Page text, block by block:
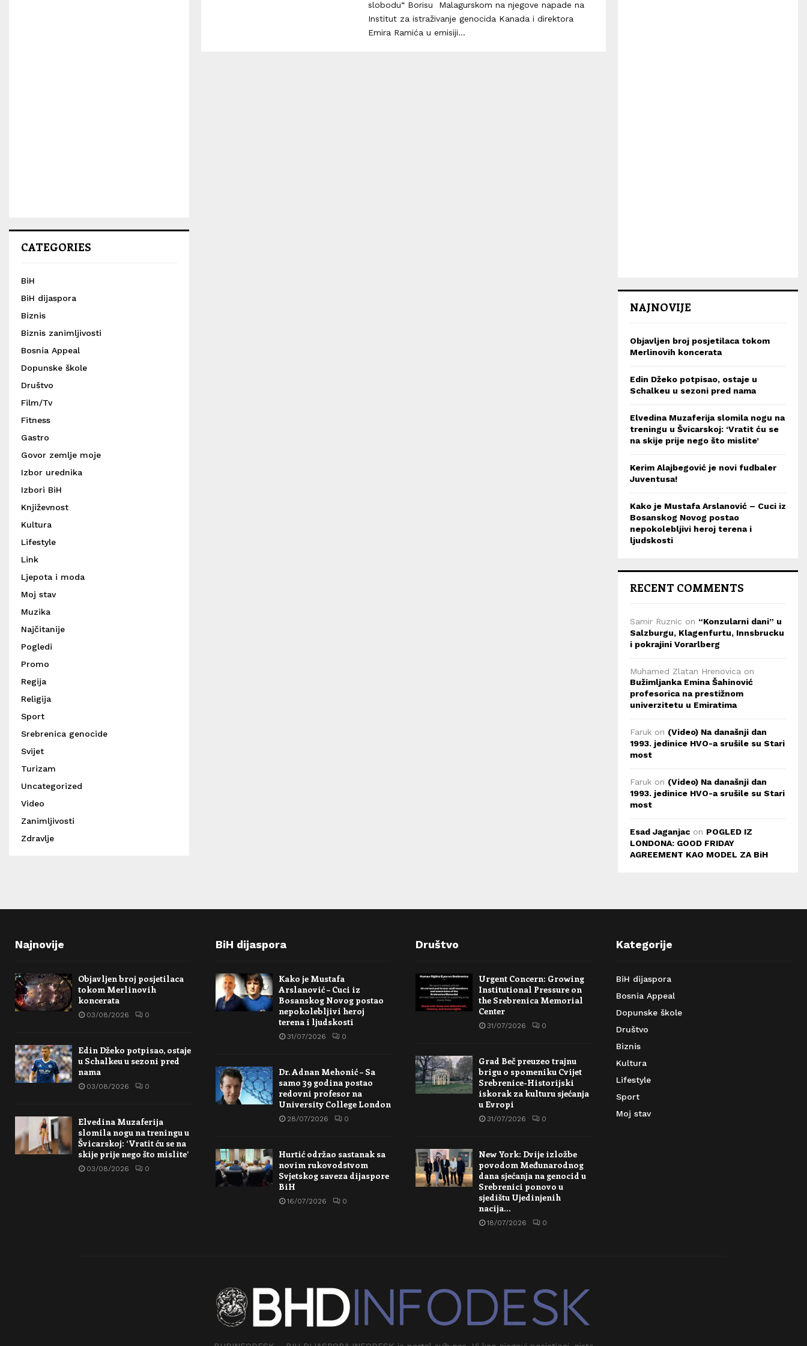
slobodu“ Borisu Malagurskom na njegove napade na
Institut za istraživanje genocida Kanada i direktora
Emira Ramića u emisiji...
CATEGORIES
BiH
BiH dijaspora
Biznis
Biznis zanimljivosti
Bosnia Appeal
Dopunske škole
Društvo
Film/Tv
Fitness
Gastro
Govor zemlje moje
Izbor urednika
Izbori BiH
Književnost
Kultura
Lifestyle
Link
Ljepota i moda
Moj stav
Muzika
Najčitanije
Pogledi
Promo
Regija
Religija
Sport
Srebrenica genocide
Svijet
Turizam
Uncategorized
Video
Zanimljivosti
Zdravlje
NAJNOVIJE
Objavljen broj posjetilaca tokom
Merlinovih koncerata
Edin Džeko potpisao, ostaje u
Schalkeu u sezoni pred nama
Elvedina Muzaferija slomila nogu na
treningu u Švicarskoj: ‘Vratit ću se
na skije prije nego što mislite’
Kerim Alajbegović je novi fudbaler
Juventusa!
Kako je Mustafa Arslanović – Cuci iz
Bosanskog Novog postao
nepokolebljivi heroj terena i
ljudskosti
RECENT COMMENTS
Samir Ruznic on “Konzularni dani” u
Salzburgu, Klagenfurtu, Innsbrucku
i pokrajini Vorarlberg
Muhamed Zlatan Hrenovica on
Bužimljanka Emina Šahinović
profesorica na prestižnom
univerzitetu u Emiratima
Faruk on (Video) Na današnji dan
1993. jedinice HVO-a srušile su Stari
most
Faruk on (Video) Na današnji dan
1993. jedinice HVO-a srušile su Stari
most
Esad Jaganjac on POGLED IZ
LONDONA: GOOD FRIDAY
AGREEMENT KAO MODEL ZA BiH
Najnovije
Objavljen broj posjetilaca
tokom Merlinovih
koncerata
03/08/2026 0
Edin Džeko potpisao, ostaje
u Schalkeu u sezoni pred
nama
03/08/2026 0
Elvedina Muzaferija
slomila nogu na treningu u
Švicarskoj: ‘Vratit ću se na
skije prije nego što mislite’
03/08/2026 0
BiH dijaspora
Kako je Mustafa
Arslanović – Cuci iz
Bosanskog Novog postao
nepokolebljivi heroj
terena i ljudskosti
31/07/2026 0
Dr. Adnan Mehonić – Sa
samo 39 godina postao
redovni profesor na
University College London
28/07/2026 0
Hurtić održao sastanak sa
novim rukovodstvom
Svjetskog saveza dijaspore
BiH
16/07/2026 0
Društvo
Urgent Concern: Growing
Institutional Pressure on
the Srebrenica Memorial
Center
31/07/2026 0
Grad Beč preuzeo trajnu
brigu o spomeniku Cvijet
Srebrenice-Historijski
iskorak za kulturu sjećanja
u Evropi
31/07/2026 0
New York: Dvije izložbe
povodom Međunarodnog
dana sjećanja na genocid u
Srebrenici ponovo u
sjedištu Ujedinjenih
nacija…
18/07/2026 0
Kategorije
BiH dijaspora
Bosnia Appeal
Dopunske škole
Društvo
Biznis
Kultura
Lifestyle
Sport
Moj stav